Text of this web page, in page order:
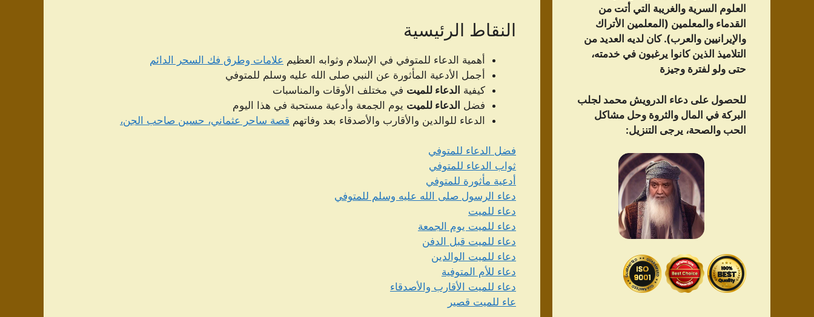
النقاط الرئيسية
أهمية الدعاء للمتوفي في الإسلام وثوابه العظيم علامات وطرق فك السحر الدائم
أجمل الأدعية المأثورة عن النبي صلى الله عليه وسلم للمتوفي
كيفية الدعاء للميت في مختلف الأوقات والمناسبات
فضل الدعاء للميت يوم الجمعة وأدعية مستحبة في هذا اليوم
الدعاء للوالدين والأقارب والأصدقاء بعد وفاتهم قصة ساحر عثماني، حسين صاحب الجن،
فضل الدعاء للمتوفي
ثواب الدعاء للمتوفي
أدعية مأثورة للمتوفي
دعاء الرسول صلى الله عليه وسلم للمتوفي
دعاء للميت
دعاء للميت يوم الجمعة
دعاء للميت قبل الدفن
دعاء للميت الوالدين
دعاء للأم المتوفية
دعاء للميت الأقارب والأصدقاء
عاء للميت قصير
العلوم السرية والغريبة التي أتت من
القدماء والمعلمين (المعلمين الأتراك
والإيرانيين والعرب). كان لديه العديد من
التلاميذ الذين كانوا يرغبون في خدمته،
حتى ولو لفترة وجيزة
للحصول على دعاء الدرویش محمد لجلب
البركة في المال والثروة وحل مشاكل
الحب والصحة، يرجى التنزيل: